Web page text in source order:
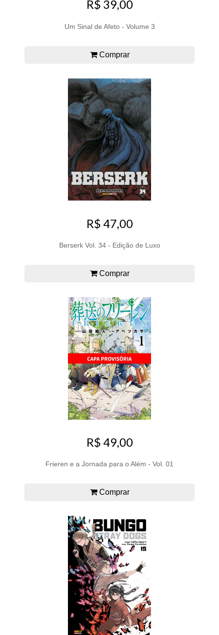
R$ 39,00
Um Sinal de Afeto - Volume 3
Comprar
R$ 47,00
Berserk Vol. 34 - Edição de Luxo
Comprar
R$ 49,00
Frieren e a Jornada para o Além - Vol. 01
Comprar